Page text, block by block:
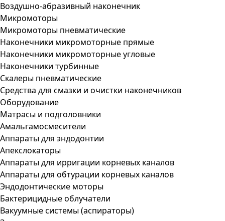
Воздушно-абразивный наконечник
Микромоторы
Микромоторы пневматические
Наконечники микромоторные прямые
Наконечники микромоторные угловые
Наконечники турбинные
Скалеры пневматические
Средства для смазки и очистки наконечников
Оборудование
Матрасы и подголовники
Амальгамосмесители
Аппараты для эндодонтии
Апекслокаторы
Аппараты для ирригации корневых каналов
Аппараты для обтурации корневых каналов
Эндодонтические моторы
Бактерицидные облучатели
Вакуумные системы (аспираторы)